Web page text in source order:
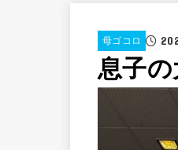
母ゴコロ
息子